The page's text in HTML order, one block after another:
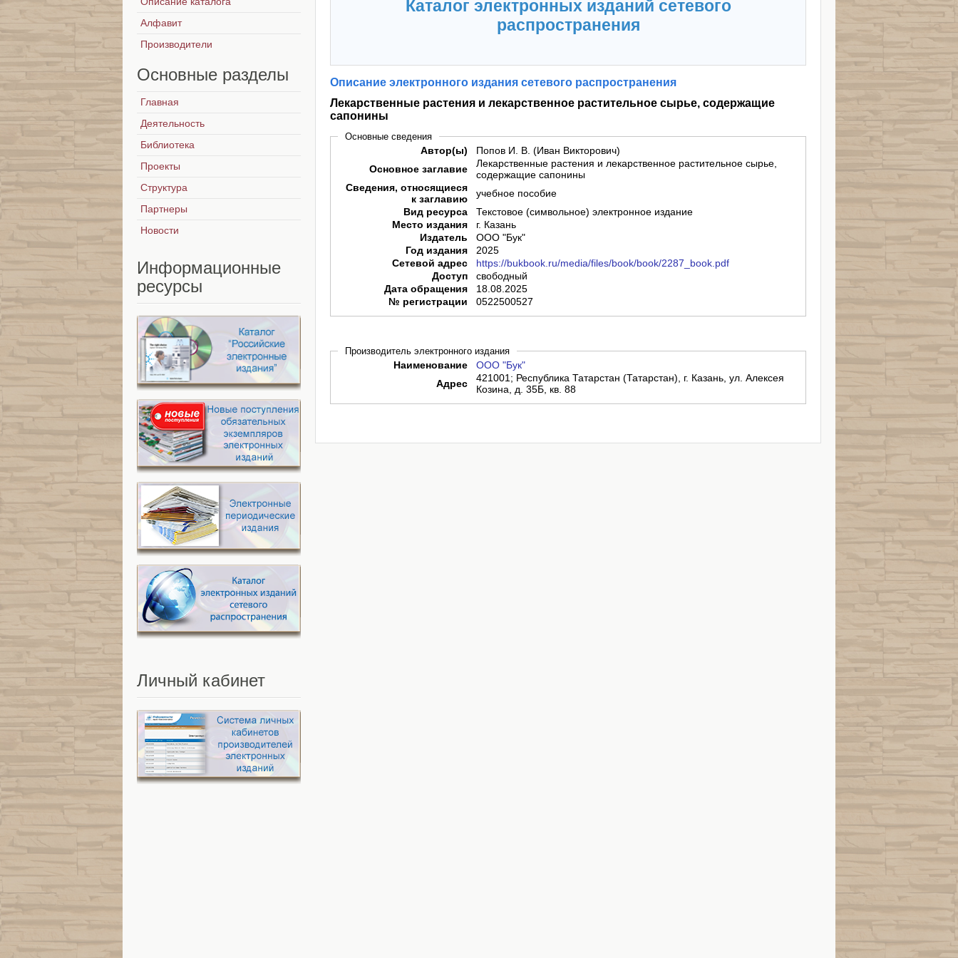
Каталог электронных изданий сетевого
распространения
Описание электронного издания сетевого распространения
Лекарственные растения и лекарственное растительное сырье, содержащие
сапонины
Основные сведения
Автор(ы)
Попов И. В. (Иван Викторович)
Основное заглавие
Лекарственные растения и лекарственное растительное сырье,
содержащие сапонины
Сведения, относящиеся
к заглавию
учебное пособие
Вид ресурса
Текстовое (символьное) электронное издание
Место издания
г. Казань
Издатель
ООО "Бук"
Год издания
2025
Сетевой адрес
https://bukbook.ru/media/files/book/book/2287_book.pdf
Доступ
свободный
Дата обращения
18.08.2025
№ регистрации
0522500527
Производитель электронного издания
Наименование
ООО "Бук"
Адрес
421001; Республика Татарстан (Татарстан), г. Казань, ул. Алексея
Козина, д. 35Б, кв. 88
Алфавит
Производители
Основные разделы
Главная
Деятельность
Библиотека
Проекты
Структура
Партнеры
Новости
Информационные
ресурсы
Личный кабинет